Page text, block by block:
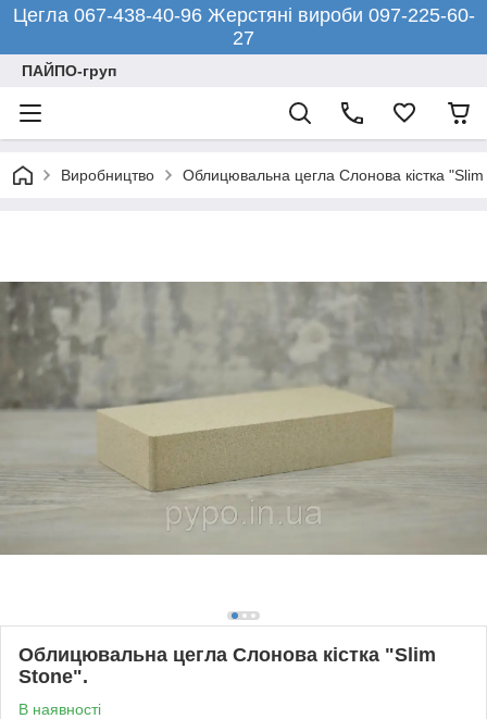
Цегла 067-438-40-96 Жерстяні вироби 097-225-60-
27
ПАЙПО-груп
Виробництво Облицювальна цегла Слонова кістка
Облицювальна цегла Слонова кістка "Slim
Stone".
В наявності